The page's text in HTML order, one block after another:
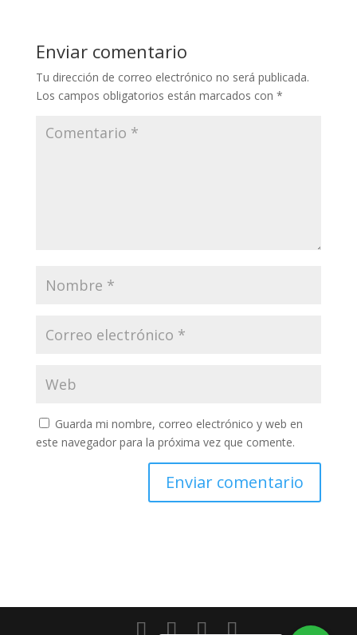
Enviar comentario
Tu dirección de correo electrónico no será publicada.
Los campos obligatorios están marcados con *
Guarda mi nombre, correo electrónico y web en
este navegador para la próxima vez que comente.